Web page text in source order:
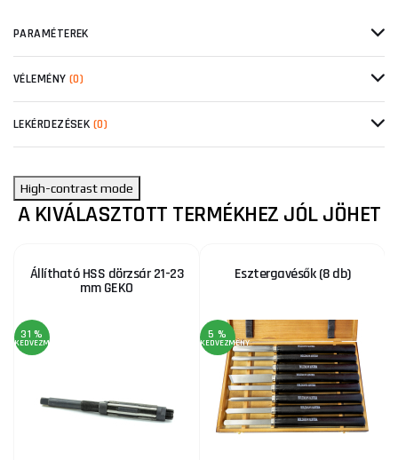
PARAMÉTEREK
VÉLEMÉNY (0)
LEKÉRDEZÉSEK (0)
High-contrast mode
A KIVÁLASZTOTT TERMÉKHEZ JÓL JÖHET
Állítható HSS dörzsár 21-23
mm GEKO
31 %
KEDVEZMÉNY
Esztergavésők (8 db)
5 %
KEDVEZMÉNY